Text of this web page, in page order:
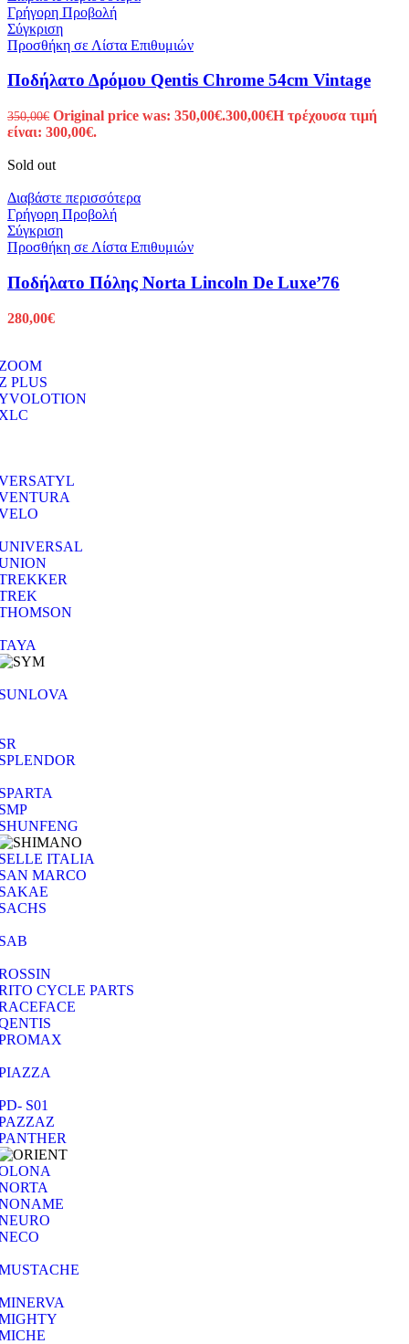
Γρήγορη Προβολή
Σύγκριση
Προσθήκη σε Λίστα Επιθυμιών
Ποδήλατο Δρόμου Qentis Chrome 54cm Vintage
350,00€ Original price was: 350,00€.300,00€Η τρέχουσα τιμή
είναι: 300,00€.
Sold out
Διαβάστε περισσότερα
Γρήγορη Προβολή
Σύγκριση
Προσθήκη σε Λίστα Επιθυμιών
Ποδήλατο Πόλης Norta Lincoln De Luxe’76
280,00€
PLUS
ITALIA
MARCO
CYCLE PARTS
S01